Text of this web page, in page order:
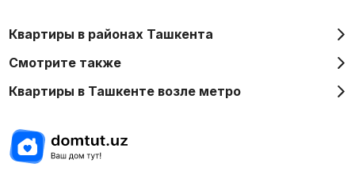
Квартиры в районах Ташкента
Смотрите также
Квартиры в Ташкенте возле метро